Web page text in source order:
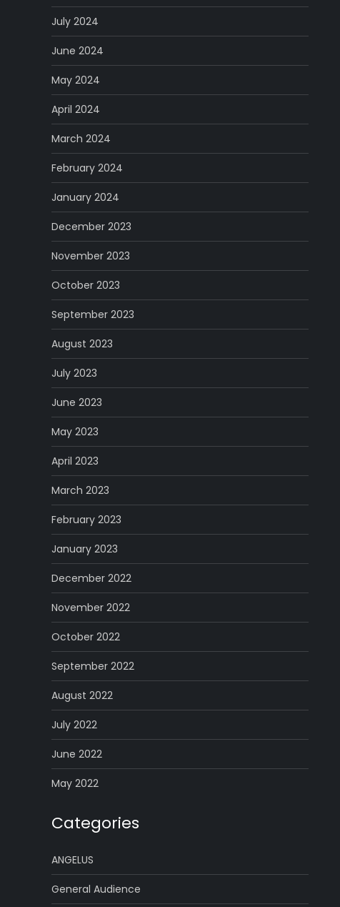
July 2024
June 2024
May 2024
April 2024
March 2024
February 2024
January 2024
December 2023
November 2023
October 2023
September 2023
August 2023
July 2023
June 2023
May 2023
April 2023
March 2023
February 2023
January 2023
December 2022
November 2022
October 2022
September 2022
August 2022
July 2022
June 2022
May 2022
Categories
ANGELUS
General Audience